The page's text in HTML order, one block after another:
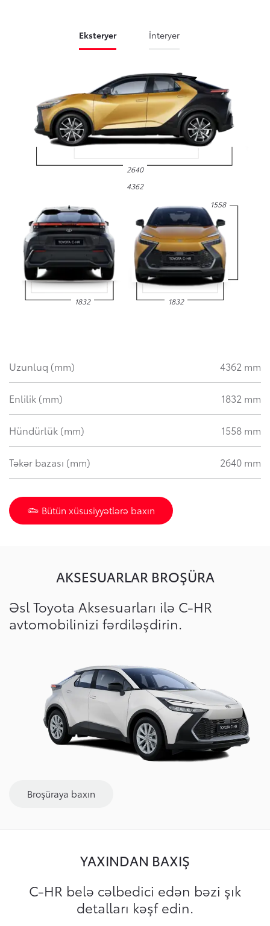
Eksteryer İnteryer
2640
4362
1832
1832
1558
Uzunluq (mm) 4362 mm
Enlilik (mm) 1832 mm
Hündürlük (mm) 1558 mm
Təkər bazası (mm) 2640 mm
Bütün xüsusiyyətlərə baxın
AKSESUARLAR BROŞÜRA
Əsl Toyota Aksesuarları ilə C-HR
avtomobilinizi fərdiləşdirin.
Broşüraya baxın
YAXINDAN BAXIŞ
C-HR belə cəlbedici edən bəzi şık
detalları kəşf edin.